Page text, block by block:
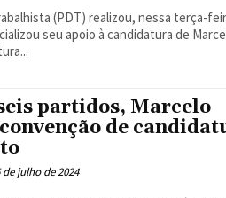
(PDT) realizou, nessa terça-
seu apoio à candidatura de
partidos, Marcelo
de
de julho de 2024